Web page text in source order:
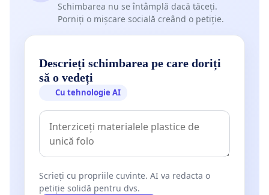
Schimbarea nu se întâmplă dacă tăceți.
Porniți o mișcare socială creând o petiție.
Descrieți schimbarea pe care doriți
să o vedeți
Cu tehnologie AI
Scrieți cu propriile cuvinte. AI va redacta o
petiție solidă pentru dvs.